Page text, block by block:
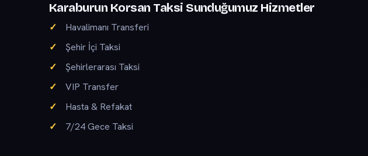
Karaburun Korsan Taksi Sunduğumuz Hizmetler
Havalimanı Transferi
Şehir İçi Taksi
Şehirlerarası Taksi
VIP Transfer
Hasta & Refakat
7/24 Gece Taksi